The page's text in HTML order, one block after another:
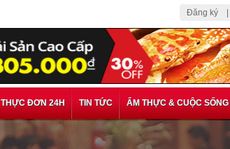
Đăng ký |
THỰC ĐƠN 24H TIN TỨC ẨM THỰC & CUỘC SỐNG